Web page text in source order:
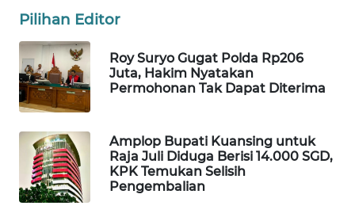
Pilihan Editor
Roy Suryo Gugat Polda Rp206
Juta, Hakim Nyatakan
Permohonan Tak Dapat Diterima
Amplop Bupati Kuansing untuk
Raja Juli Diduga Berisi 14.000 SGD,
KPK Temukan Selisih
Pengembalian
WAHANA
SELEB
WAHANA
WAHANA
OTOMOTIF